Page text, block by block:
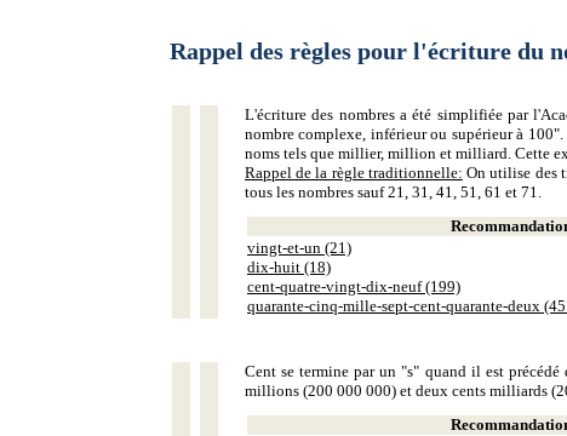
Rappel des règles pour l'écriture du
L'écriture des nombres a été simplifiée par
nombre complexe, inférieur ou supérieur à
noms tels que millier, million et milliard. Cette
Rappel de la règle traditionnelle: On utilise des
tous les nombres sauf 21, 31, 41, 51, 61 et 71.
vingt-et-un (21)
dix-huit (18)
cent-quatre-vingt-dix-neuf (199)
quarante-cinq-mille-sept-cent-quarante-deux
Cent se termine par un "s" quand il est
millions (200 000 000) et deux cents milliards